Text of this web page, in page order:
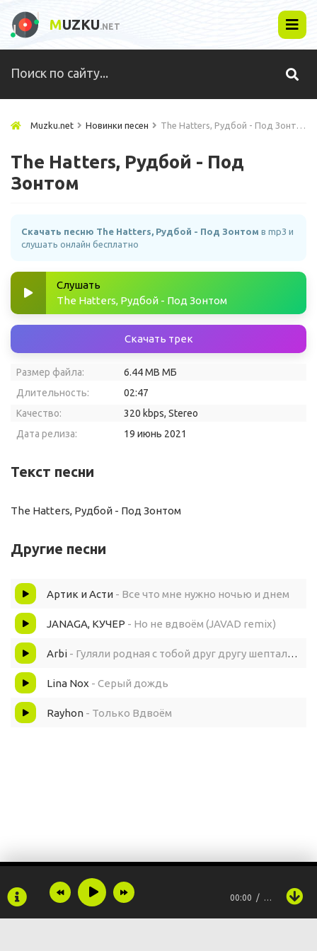
MUZKU.NET
Muzku.net Новинки песен The Hatters, Рудбой - Под Зонтом
The Hatters, Рудбой - Под
Зонтом
Скачать песню The Hatters, Рудбой - Под Зонтом в mp3 и
слушать онлайн бесплатно
Слушать
The Hatters, Рудбой - Под Зонтом
Скачать трек
Размер файла:
6.44 MB МБ
Длительность:
02:47
Качество:
320 kbps, Stereo
Дата релиза:
19 июнь 2021
Текст песни
The Hatters, Рудбой - Под Зонтом
Другие песни
Артик и Асти - Все что мне нужно ночью и днем
JANAGA, КУЧЕР - Но не вдвоём (JAVAD remix)
Arbi - Гуляли родная с тобой друг другу шептали что будем вдвоём
Lina Nox - Серый дождь
Rayhon - Только Вдвоём
00:00